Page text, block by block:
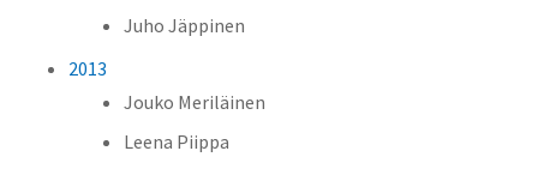
Juho Jäppinen
2013
Jouko Meriläinen
Leena Piippa